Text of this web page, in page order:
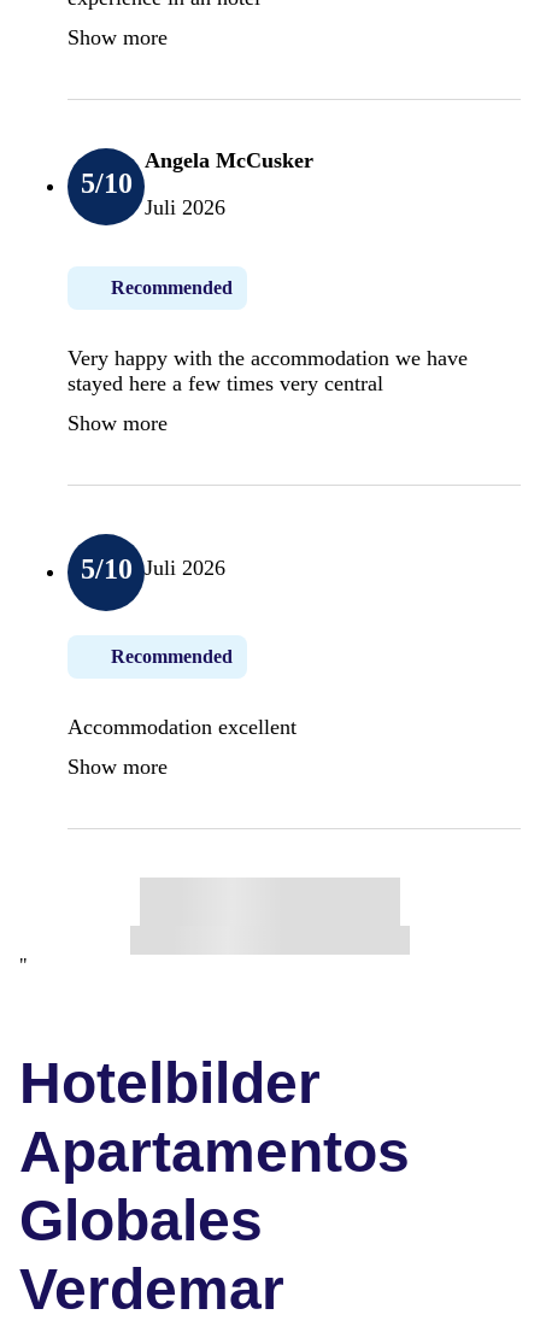
Show more
5/10
Angela McCusker
Juli 2026
Recommended
Very happy with the accommodation we have
stayed here a few times very central
Show more
5/10 Juli 2026
Recommended
Accommodation excellent
Show more
"
Hotelbilder
Apartamentos
Globales
Verdemar